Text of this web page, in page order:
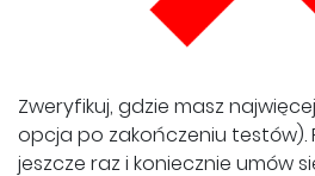
Zweryfikuj, gdzie masz
opcja po zakończeniu testów).
jeszcze raz i koniecznie umów